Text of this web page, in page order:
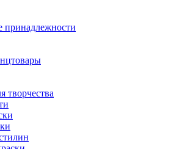
творчества